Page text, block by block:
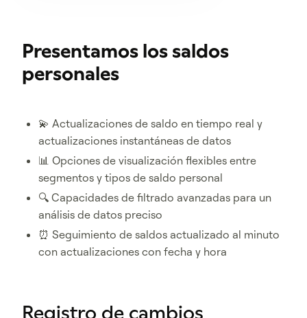
Presentamos los saldos
personales
💫 Actualizaciones de saldo en tiempo real y
actualizaciones instantáneas de datos
📊 Opciones de visualización flexibles entre
segmentos y tipos de saldo personal
🔍 Capacidades de filtrado avanzadas para un
análisis de datos preciso
⏰ Seguimiento de saldos actualizado al minuto
con actualizaciones con fecha y hora
Registro de cambios